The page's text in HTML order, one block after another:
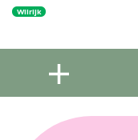
Wilrijk